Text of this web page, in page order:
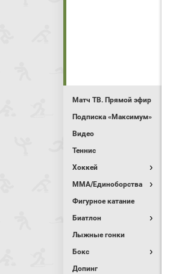
Матч ТВ. Прямой эфир
Подписка «Максимум»
Видео
Теннис
Хоккей
MMA/Единоборства
Фигурное катание
Биатлон
Лыжные гонки
Бокс
Допинг